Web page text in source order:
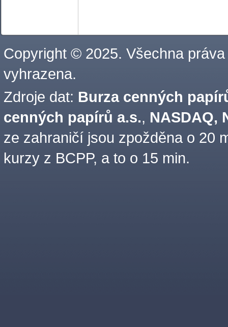
Copyright © 2025. Všechna práva
vyhrazena.
Zdroje dat: Burza cenných
cenných papírů a.s., NASDAQ,
ze zahraničí jsou zpožděna o 20
kurzy z BCPP, a to o 15 min.